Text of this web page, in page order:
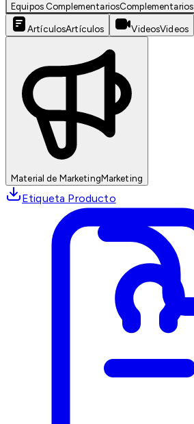
Equipos ComplementariosComplementarios
ArtículosArtículos VideosVideos
Material de MarketingMarketing
Etiqueta Producto